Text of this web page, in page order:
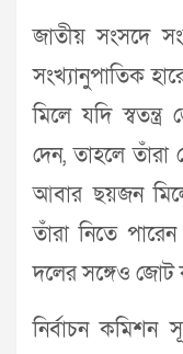
জাতীয় সংসদে
সংখ্যানুপাতিক
মিলে যদি
দেন, তাহলে
আবার ছয়জন
তাঁরা নিতে
দলের সঙ্গেও জোট
নির্বাচন কমিশন